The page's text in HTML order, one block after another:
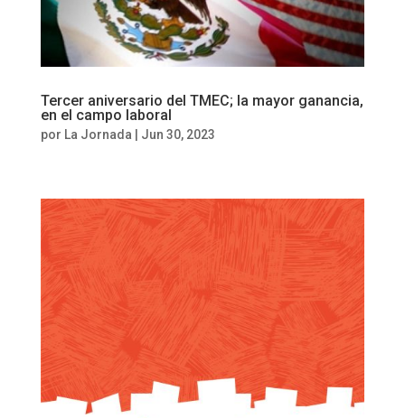
Tercer aniversario del TMEC; la mayor ganancia,
en el campo laboral
por La Jornada Jun 30, 2023